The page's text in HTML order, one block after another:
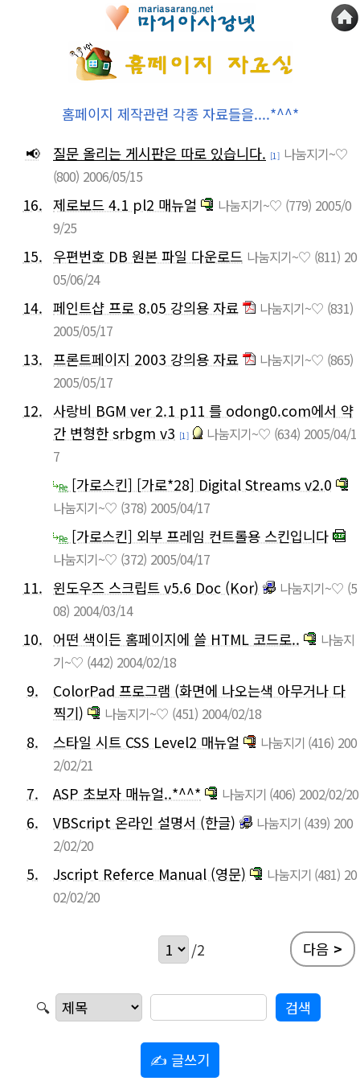
홈페이지 제작관련 각종 자료들을....*^^*
📢
질문 올리는 게시판은 따로 있습니다. [1] 나눔지기~♡
(800) 2006/05/15
16. 제로보드 4.1 pl2 매뉴얼 나눔지기~♡ (779) 2005/0
9/25
15. 우편번호 DB 원본 파일 다운로드 나눔지기~♡ (811) 20
05/06/24
14. 페인트샵 프로 8.05 강의용 자료 나눔지기~♡ (831)
2005/05/17
13. 프론트페이지 2003 강의용 자료 나눔지기~♡ (865)
2005/05/17
12. 사랑비 BGM ver 2.1 p11 를 odong0.com에서 약
간 변형한 srbgm v3 [1] 나눔지기~♡ (634) 2005/04/1
7
Re [가로스킨] [가로*28] Digital Streams v2.0
나눔지기~♡ (378) 2005/04/17
Re [가로스킨] 외부 프레임 컨트롤용 스킨입니다
나눔지기~♡ (372) 2005/04/17
11. 윈도우즈 스크립트 v5.6 Doc (Kor) 나눔지기~♡ (5
08) 2004/03/14
10. 어떤 색이든 홈페이지에 쓸 HTML 코드로..
나눔지
기~♡ (442) 2004/02/18
9.
ColorPad 프로그램 (화면에 나오는색 아무거나 다
찍기)
나눔지기~♡ (451) 2004/02/18
8. 스타일 시트 CSS Level2 매뉴얼 나눔지기 (416) 200
2/02/21
7. ASP 초보자 매뉴얼..*^^* 나눔지기 (406) 2002/02/20
6. VBScript 온라인 설명서 (한글) 나눔지기 (439) 200
2/02/20
5. Jscript Referce Manual (영문) 나눔지기 (481) 20
02/02/20
/2 다음 >
🔍
✍ 글쓰기